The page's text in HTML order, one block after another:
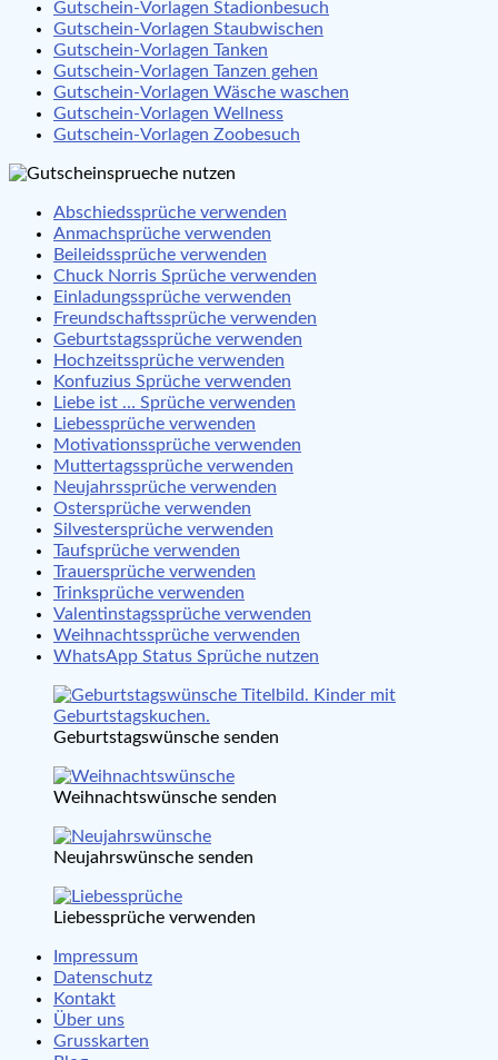
Gutschein-Vorlagen Stadionbesuch
Gutschein-Vorlagen Staubwischen
Gutschein-Vorlagen Tanken
Gutschein-Vorlagen Tanzen gehen
Gutschein-Vorlagen Wäsche waschen
Gutschein-Vorlagen Wellness
Gutschein-Vorlagen Zoobesuch
Abschiedssprüche verwenden
Anmachsprüche verwenden
Beileidssprüche verwenden
Chuck Norris Sprüche verwenden
Einladungssprüche verwenden
Freundschaftssprüche verwenden
Geburtstagssprüche verwenden
Hochzeitssprüche verwenden
Konfuzius Sprüche verwenden
Liebe ist … Sprüche verwenden
Liebessprüche verwenden
Motivationssprüche verwenden
Muttertagssprüche verwenden
Neujahrssprüche verwenden
Ostersprüche verwenden
Silvestersprüche verwenden
Taufsprüche verwenden
Trauersprüche verwenden
Trinksprüche verwenden
Valentinstagssprüche verwenden
Weihnachtssprüche verwenden
WhatsApp Status Sprüche nutzen
Geburtstagswünsche senden
Weihnachtswünsche senden
Neujahrswünsche senden
Liebessprüche verwenden
Impressum
Datenschutz
Kontakt
Über uns
Grusskarten